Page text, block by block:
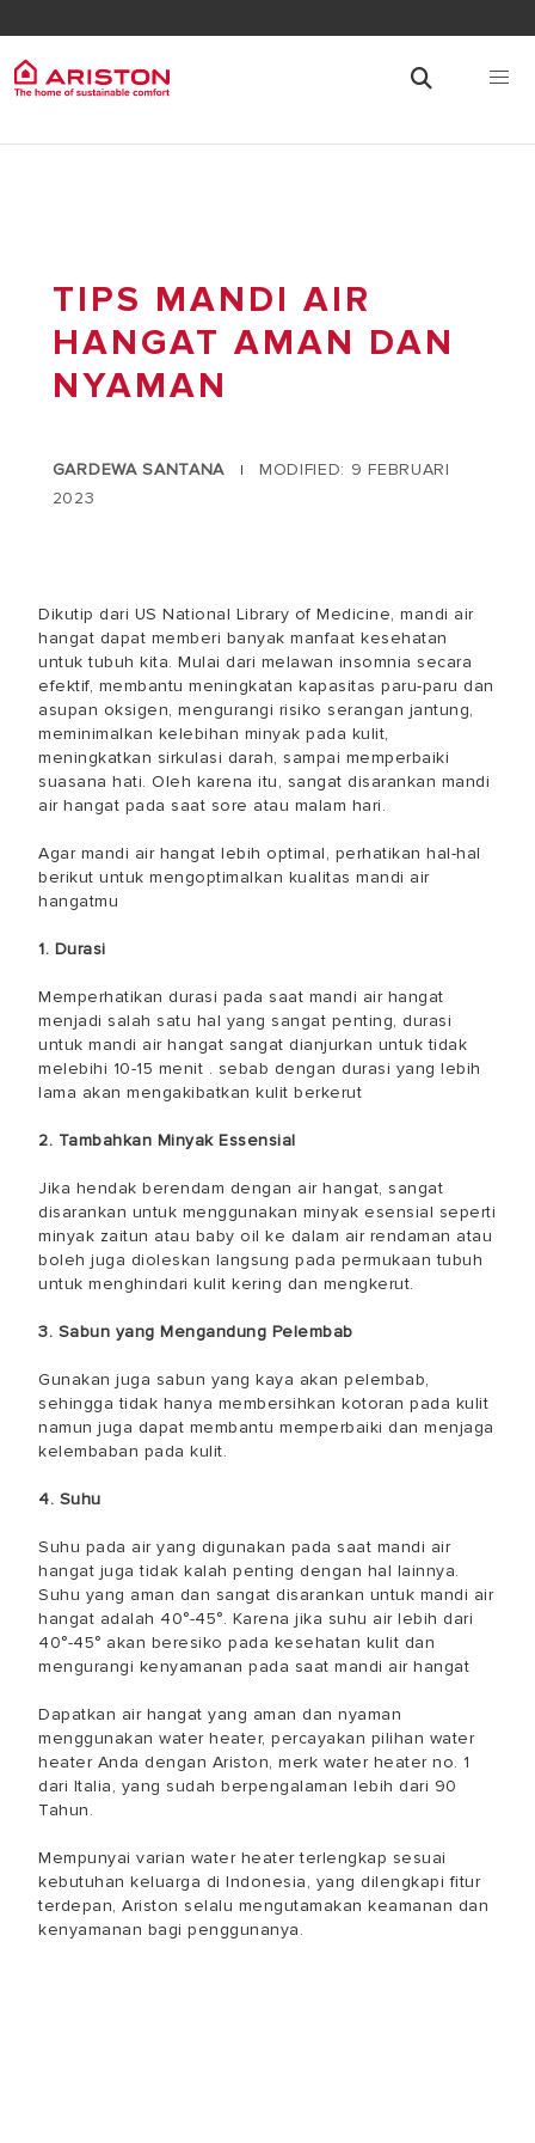
TIPS MANDI AIR
HANGAT AMAN DAN
NYAMAN
GARDEWA SANTANA |
MODIFIED: 9 FEBRUARI
2023
Dikutip dari US National Library of Medicine, mandi air
hangat dapat memberi banyak manfaat kesehatan
untuk tubuh kita. Mulai dari melawan insomnia secara
efektif, membantu meningkatan kapasitas paru-paru dan
asupan oksigen, mengurangi risiko serangan jantung,
meminimalkan kelebihan minyak pada kulit,
meningkatkan sirkulasi darah, sampai memperbaiki
suasana hati. Oleh karena itu, sangat disarankan mandi
air hangat pada saat sore atau malam hari.
Agar mandi air hangat lebih optimal, perhatikan hal-hal
berikut untuk mengoptimalkan kualitas mandi air
hangatmu
1. Durasi
Memperhatikan durasi pada saat mandi air hangat
menjadi salah satu hal yang sangat penting, durasi
untuk mandi air hangat sangat dianjurkan untuk tidak
melebihi 10-15 menit . sebab dengan durasi yang lebih
lama akan mengakibatkan kulit berkerut
2. Tambahkan Minyak Essensial
Jika hendak berendam dengan air hangat, sangat
disarankan untuk menggunakan minyak esensial seperti
minyak zaitun atau baby oil ke dalam air rendaman atau
boleh juga dioleskan langsung pada permukaan tubuh
untuk menghindari kulit kering dan mengkerut.
3. Sabun yang Mengandung Pelembab
Gunakan juga sabun yang kaya akan pelembab,
sehingga tidak hanya membersihkan kotoran pada kulit
namun juga dapat membantu memperbaiki dan menjaga
kelembaban pada kulit.
4. Suhu
Suhu pada air yang digunakan pada saat mandi air
hangat juga tidak kalah penting dengan hal lainnya.
Suhu yang aman dan sangat disarankan untuk mandi air
hangat adalah 40°-45°. Karena jika suhu air lebih dari
40°-45° akan beresiko pada kesehatan kulit dan
mengurangi kenyamanan pada saat mandi air hangat
Dapatkan air hangat yang aman dan nyaman
menggunakan water heater, percayakan pilihan water
heater Anda dengan Ariston, merk water heater no. 1
dari Italia, yang sudah berpengalaman lebih dari 90
Tahun.
Mempunyai varian water heater terlengkap sesuai
kebutuhan keluarga di Indonesia, yang dilengkapi fitur
terdepan, Ariston selalu mengutamakan keamanan dan
kenyamanan bagi penggunanya.